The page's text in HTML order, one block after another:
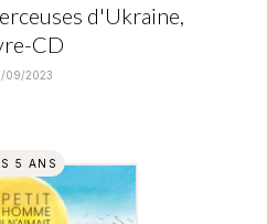
d'Ukraine,
CD
09/2023
5 ANS